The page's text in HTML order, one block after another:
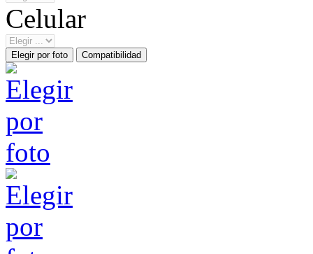
Celular